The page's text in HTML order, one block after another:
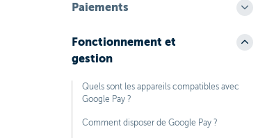
Paiements
Fonctionnement et
gestion
Quels sont les appareils compatibles avec
Google Pay ?
Comment disposer de Google Pay ?